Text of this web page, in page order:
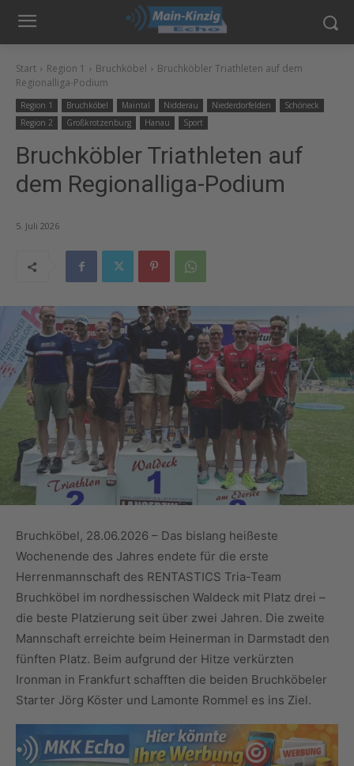
Start Region 1 Bruchköbel
Bruchköbler Triathleten auf dem
Regionalliga-Podium
Region 1 Bruchköbel Maintal Nidderau Niederdorfelden
Schöneck
Region 2
Großkrotzenburg Hanau Sport
Bruchköbler Triathleten auf
dem Regionalliga-Podium
5. Juli 2026
Bruchköbel, 28.06.2026 – Das bislang heißeste
Wochenende des Jahres endete für die erste
Herrenmannschaft des RENTASTICS Tria-Team
Bruchköbel im nordhessischen Waldeck mit Platz drei –
die beste Platzierung seit über zwei Jahren. Die zweite
Mannschaft erreichte beim Heinerman in Darmstadt den
fünften Platz. Beim aufgrund der Hitze verkürzten
Ironman in Frankfurt schafften die beiden Bruchköbeler
Starter Jörg Köster und Lamonte Rommel es ins Ziel.